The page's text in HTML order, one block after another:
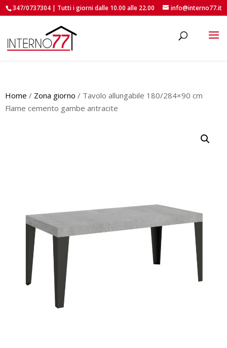
347/0737304 | Tutti i giorni dalle 10.00 alle 22.00 info@interno77.it
Home / Zona giorno / Tavolo allungabile 180/284×90 cm
Flame cemento gambe antracite